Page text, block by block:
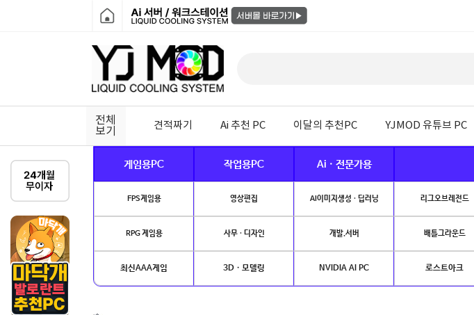
전체
보기
견적짜기 Ai 추천 PC 이달의 추천PC YJMOD 유튜브 PC
게임용PC 작업용PC Ai · 전문가용
FPS게임용 영상편집 AI이미지생성 · 딥러닝 리그오브레전드
RPG 게임용 사무 · 디자인 개발.서버 배틀그라운드
최신AAA게임 3D · 모델링 NVIDIA AI PC 로스트아크